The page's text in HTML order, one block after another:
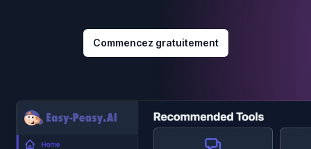
Commencez gratuitement